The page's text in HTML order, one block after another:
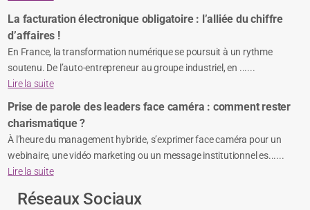
La facturation électronique obligatoire : l’alliée du chiffre
d’affaires !
En France, la transformation numérique se poursuit à un rythme
soutenu. De l’auto-entrepreneur au groupe industriel, en ......
Lire la suite
Prise de parole des leaders face caméra : comment rester
charismatique ?
À l’heure du management hybride, s’exprimer face caméra pour un
webinaire, une vidéo marketing ou un message institutionnel es......
Lire la suite
Réseaux Sociaux